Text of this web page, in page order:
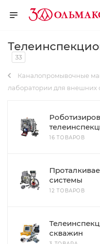
33
Каналопромывочные
лаборатории для внешних
16 ТОВАРОВ
системы
12 ТОВАРОВ
скважин